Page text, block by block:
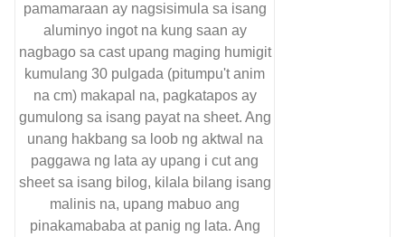
pamamaraan ay nagsisimula sa isang
aluminyo ingot na kung saan ay
nagbago sa cast upang maging humigit
kumulang 30 pulgada (pitumpu't anim
na cm) makapal na, pagkatapos ay
gumulong sa isang payat na sheet. Ang
unang hakbang sa loob ng aktwal na
paggawa ng lata ay upang i cut ang
sheet sa isang bilog, kilala bilang isang
malinis na, upang mabuo ang
pinakamababa at panig ng lata. Ang